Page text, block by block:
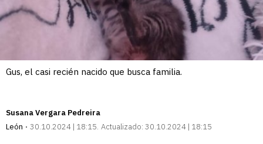
Gus, el casi recién nacido que busca familia.
Susana Vergara Pedreira
León
30.10.2024 | 18:15 Actualizado: 30.10.2024 | 18:15